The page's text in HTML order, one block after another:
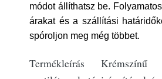
módot állíthatsz be.
árakat és a szállítási
spóroljon meg még többet.
Termékleírás